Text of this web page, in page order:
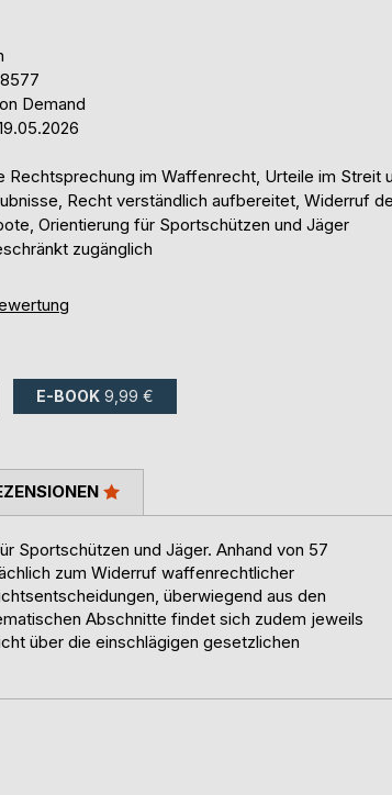
Demand
Rechtsprechung im Waffenrecht, Urteile im Streit
Recht verständlich aufbereitet, Widerruf
Orientierung für Sportschützen und Jäger
zugänglich
E-BOOK 9,99 €
Sportschützen und Jäger. Anhand von 57
zum Widerruf waffenrechtlicher
überwiegend aus den
Abschnitte findet sich zudem jeweils
über die einschlägigen gesetzlichen